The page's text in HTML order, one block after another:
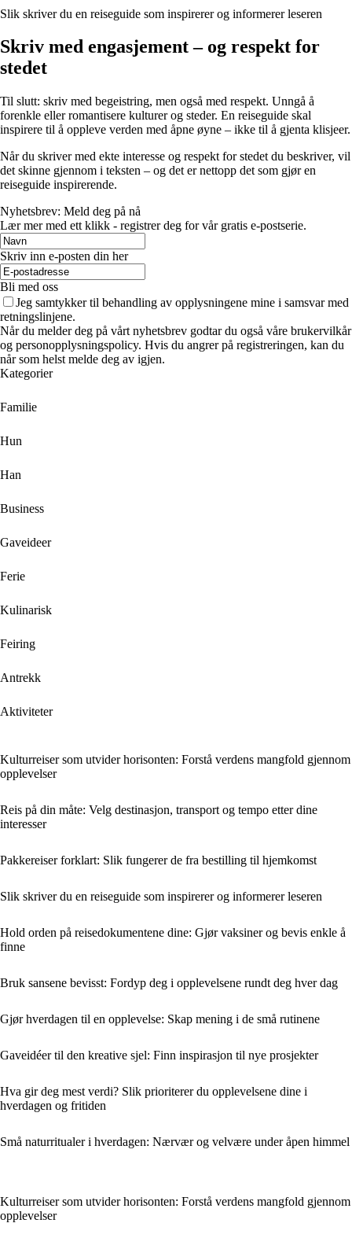
Slik skriver du en reiseguide som inspirerer og informerer leseren
Skriv med engasjement – og respekt for
stedet
Til slutt: skriv med begeistring, men også med respekt. Unngå å
forenkle eller romantisere kulturer og steder. En reiseguide skal
inspirere til å oppleve verden med åpne øyne – ikke til å gjenta klisjeer.
Når du skriver med ekte interesse og respekt for stedet du beskriver, vil
det skinne gjennom i teksten – og det er nettopp det som gjør en
reiseguide inspirerende.
Nyhetsbrev: Meld deg på nå
Lær mer med ett klikk - registrer deg for vår gratis e-postserie.
Skriv inn e-posten din her
Bli med oss
Jeg samtykker til behandling av opplysningene mine i samsvar med
retningslinjene.
Når du melder deg på vårt nyhetsbrev godtar du også våre brukervilkår
og personopplysningspolicy. Hvis du angrer på registreringen, kan du
når som helst melde deg av igjen.
Kategorier
Familie
Hun
Han
Business
Gaveideer
Ferie
Kulinarisk
Feiring
Antrekk
Aktiviteter
Kulturreiser som utvider horisonten: Forstå verdens mangfold gjennom
opplevelser
Reis på din måte: Velg destinasjon, transport og tempo etter dine
interesser
Pakkereiser forklart: Slik fungerer de fra bestilling til hjemkomst
Slik skriver du en reiseguide som inspirerer og informerer leseren
Hold orden på reisedokumentene dine: Gjør vaksiner og bevis enkle å
finne
Bruk sansene bevisst: Fordyp deg i opplevelsene rundt deg hver dag
Gjør hverdagen til en opplevelse: Skap mening i de små rutinene
Gaveidéer til den kreative sjel: Finn inspirasjon til nye prosjekter
Hva gir deg mest verdi? Slik prioriterer du opplevelsene dine i
hverdagen og fritiden
Små naturritualer i hverdagen: Nærvær og velvære under åpen himmel
Kulturreiser som utvider horisonten: Forstå verdens mangfold gjennom
opplevelser